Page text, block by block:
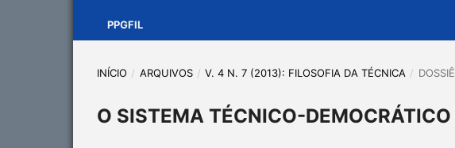
PPGFIL
INÍCIO / ARQUIVOS / V. 4 N. 7 (2013): FILOSOFIA DA TÉCNICA / DOSSIÊ
O SISTEMA TÉCNICO-DEMOCRÁTICO